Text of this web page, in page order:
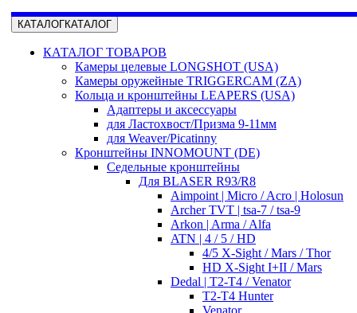
КАТАЛОГКАТАЛОГ
КАТАЛОГ ТОВАРОВ
Камеры целевые LONGSHOT (USA)
Камеры оружейные TRIGGERCAM (ZA)
Кольца и кронштейны LEAPERS (USA)
Адаптеры и аксессуары
для Ластохвост/Призма 9-11мм
для Weaver/Picatinny
Кронштейны INNOMOUNT (DE)
Седельные кронштейны
Для BLASER R93/R8
Aimpoint | Micro / Acro | Holosun
Archer TVT | tsa-7 / tsa-9
Arkon | Arma / Alfa
ATN | 4 / 5 / HD
4/5 X-Sight / Mars / Thor
HD X-Sight I+II / Mars
Dedal | T2-T4 / Venator
T2-T4 Hunter
Venator